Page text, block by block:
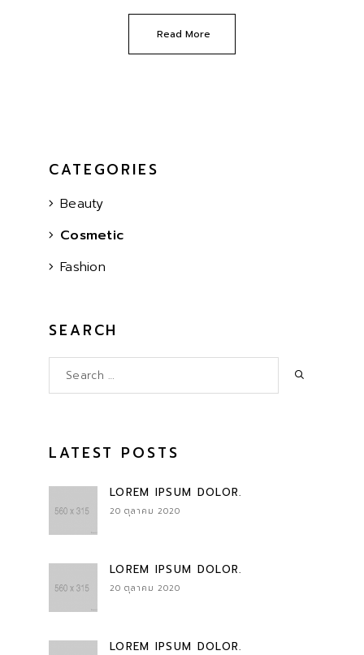
Read More
CATEGORIES
Beauty
Cosmetic
Fashion
SEARCH
LATEST POSTS
LOREM IPSUM DOLOR.
20 ตุลาคม 2020
LOREM IPSUM DOLOR.
20 ตุลาคม 2020
LOREM IPSUM DOLOR.